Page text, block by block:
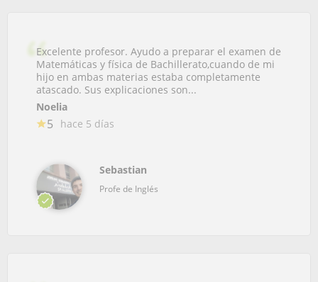
Excelente profesor. Ayudo a preparar el examen de
Matemáticas y física de Bachillerato,cuando de mi
hijo en ambas materias estaba completamente
atascado. Sus explicaciones son...
Noelia
5 hace 5 días
Sebastian
Profe de Inglés